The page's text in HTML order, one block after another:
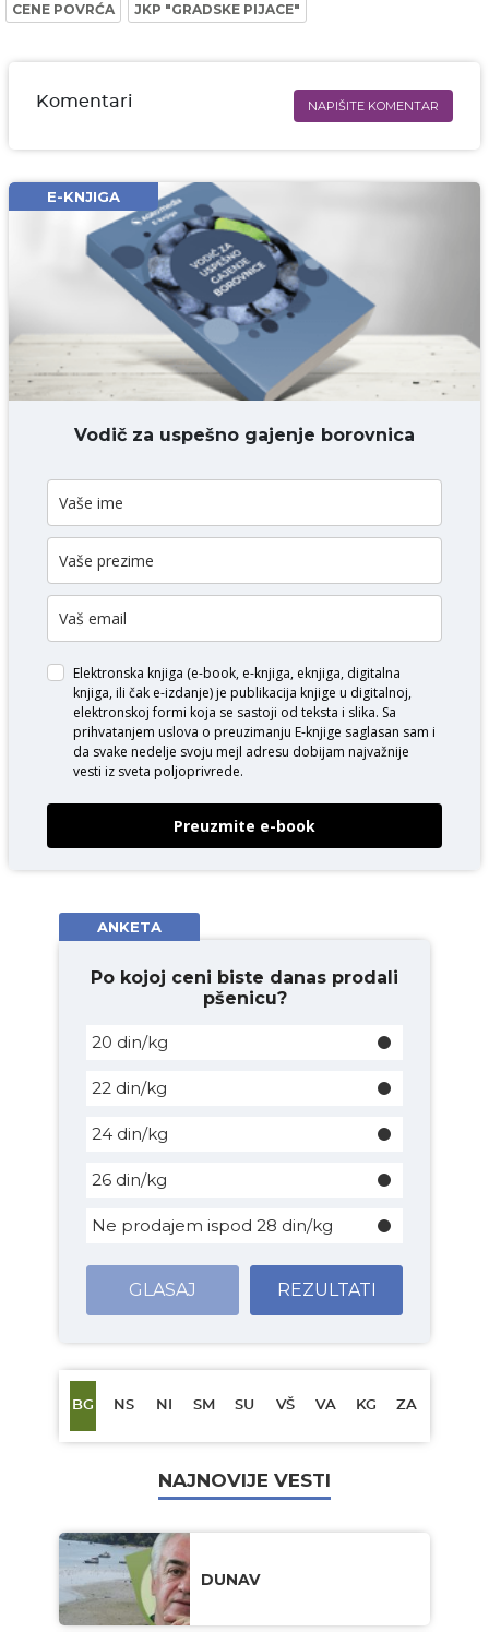
CENE POVRĆA JKP "GRADSKE PIJACE"
Komentari NAPIŠITE KOMENTAR
Email* obavezno
Komentar* obavezno
DODAJ KOMENTAR
E-KNJIGA
Vodič za uspešno gajenje borovnica
Elektronska knjiga (e-book, e-knjiga, eknjiga, digitalna
knjiga, ili čak e-izdanje) je publikacija knjige u digitalnoj,
elektronskoj formi koja se sastoji od teksta i slika. Sa
prihvatanjem uslova o preuzimanju E-knjige saglasan sam i
da svake nedelje svoju mejl adresu dobijam najvažnije
vesti iz sveta poljoprivrede.
Preuzmite e-book
ANKETA
Po kojoj ceni biste danas prodali
pšenicu?
20 din/kg
22 din/kg
24 din/kg
26 din/kg
Ne prodajem ispod 28 din/kg
GLASAJ REZULTATI
BG NS NI SM SU VŠ VA KG ZA
NAJNOVIJE VESTI
DUNAV